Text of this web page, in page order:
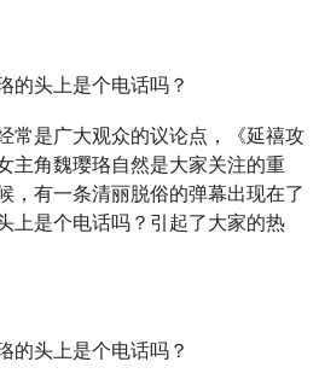
常是广大观众的议论点，《延禧攻
主角魏璎珞自然是大家关注的重
，有一条清丽脱俗的弹幕出现在了
上是个电话吗？引起了大家的热